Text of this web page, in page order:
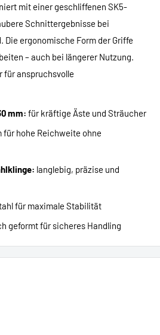
mit einer geschliffenen SK5-
Schnittergebnisse bei
ergonomische Form der Griffe
– auch bei längerer Nutzung.
für anspruchsvolle
mm: für kräftige Äste und Sträucher
für hohe Reichweite ohne
langlebig, präzise und
für maximale Stabilität
geformt für sicheres Handling